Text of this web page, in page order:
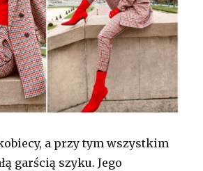
a przy tym wszystkim
garścią szyku. Jego